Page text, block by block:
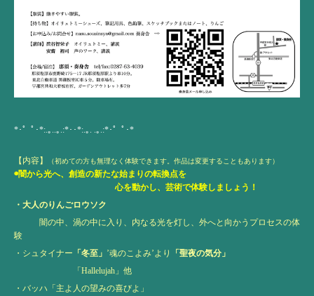
*･゜ﾟ･*:.｡..｡.:*･･*:.｡. .｡.:*･゜ﾟ･*
【内容】 （初めての方も無理なく体験できます。作品は変更することもあります）
◉闇から光へ、創造の新たな始まりの転換点を
心を動かし、芸術で体験しましょう！
・大人のりんごロウソク
闇の中、渦の中に入り、内なる光を灯し、外へと向かうプロセスの体
験
・シュタイナー 「冬至」 ’魂のこよみ’より
「聖夜の気分」
「Hallelujah」他
・バッハ「主よ人の望みの喜びよ」